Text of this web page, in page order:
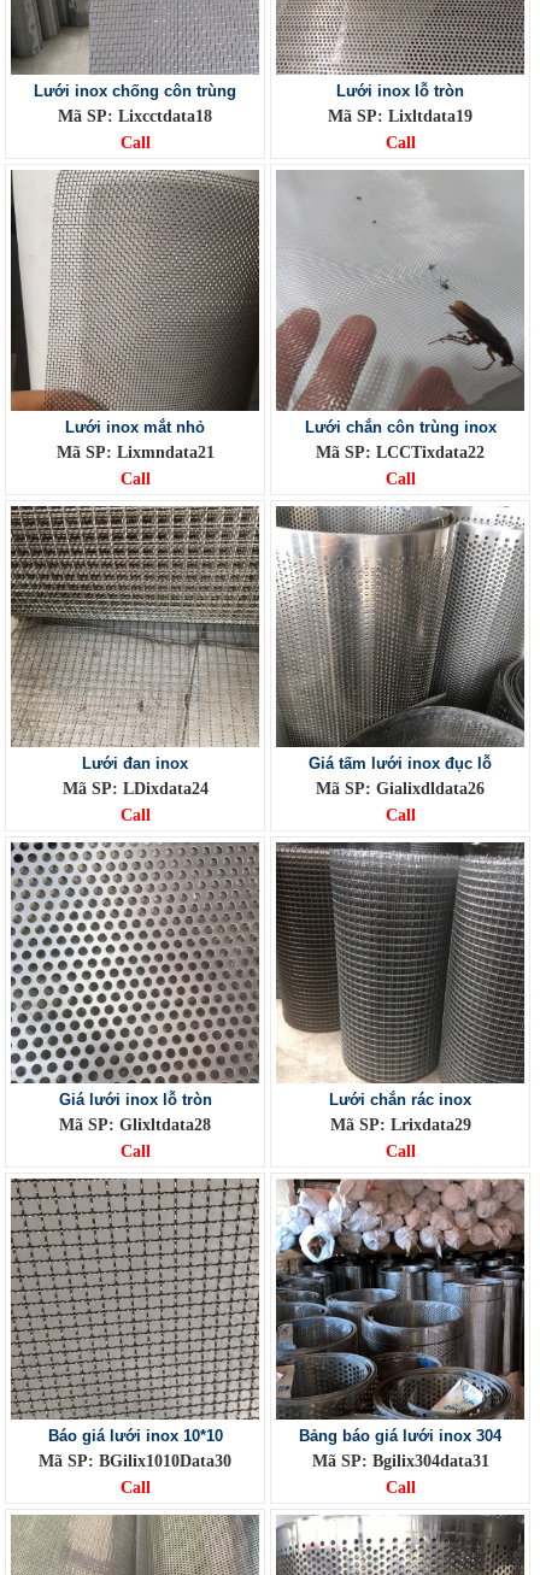
Lưới inox chống côn trùng
Mã SP: Lixcctdata18
Call
Lưới inox lỗ tròn
Mã SP: Lixltdata19
Call
Lưới inox mắt nhỏ
Mã SP: Lixmndata21
Call
Lưới chắn côn trùng inox
Mã SP: LCCTixdata22
Call
Lưới đan inox
Mã SP: LDixdata24
Call
Giá tấm lưới inox đục lỗ
Mã SP: Gialixdldata26
Call
Giá lưới inox lỗ tròn
Mã SP: Glixltdata28
Call
Lưới chắn rác inox
Mã SP: Lrixdata29
Call
Báo giá lưới inox 10*10
Mã SP: BGilix1010Data30
Call
Bảng báo giá lưới inox 304
Mã SP: Bgilix304data31
Call